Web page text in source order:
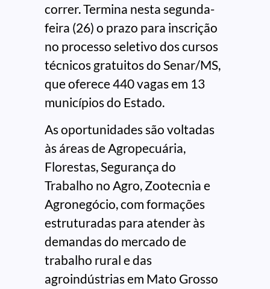
correr. Termina nesta segunda-
feira (26) o prazo para inscrição
no processo seletivo dos cursos
técnicos gratuitos do Senar/MS,
que oferece 440 vagas em 13
municípios do Estado.
As oportunidades são voltadas
às áreas de Agropecuária,
Florestas, Segurança do
Trabalho no Agro, Zootecnia e
Agronegócio, com formações
estruturadas para atender às
demandas do mercado de
trabalho rural e das
agroindústrias em Mato Grosso